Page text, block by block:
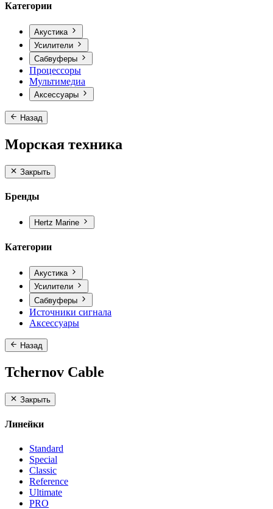
Категории
Акустика
Усилители
Сабвуферы
Процессоры
Мультимедиа
Аксессуары
Назад
Морская техника
Закрыть
Бренды
Hertz Marine
Категории
Акустика
Усилители
Сабвуферы
Источники сигнала
Аксессуары
Назад
Tchernov Cable
Закрыть
Линейки
Standard
Special
Classic
Reference
Ultimate
PRO